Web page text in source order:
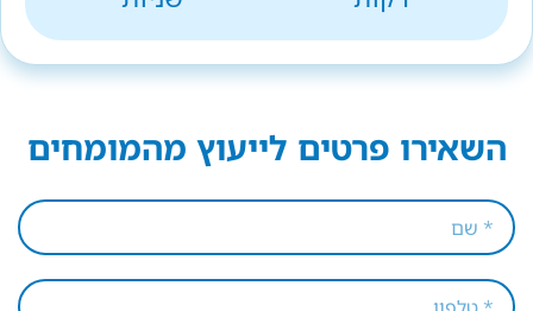
השאירו פרטים לייעוץ מהמומחים